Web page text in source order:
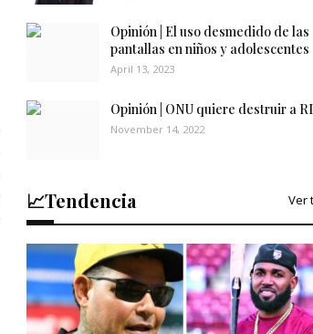
Opinión | El uso desmedido de las
pantallas en niños y adolescentes
April 13, 2023
Opinión | ONU quiere destruir a
November 14, 2022
📈Tendencia Ver